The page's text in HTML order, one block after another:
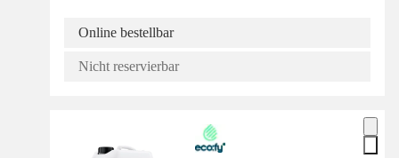
Online bestellbar
Nicht reservierbar